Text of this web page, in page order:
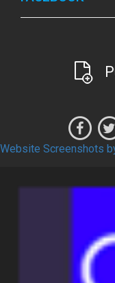
Website Screenshots